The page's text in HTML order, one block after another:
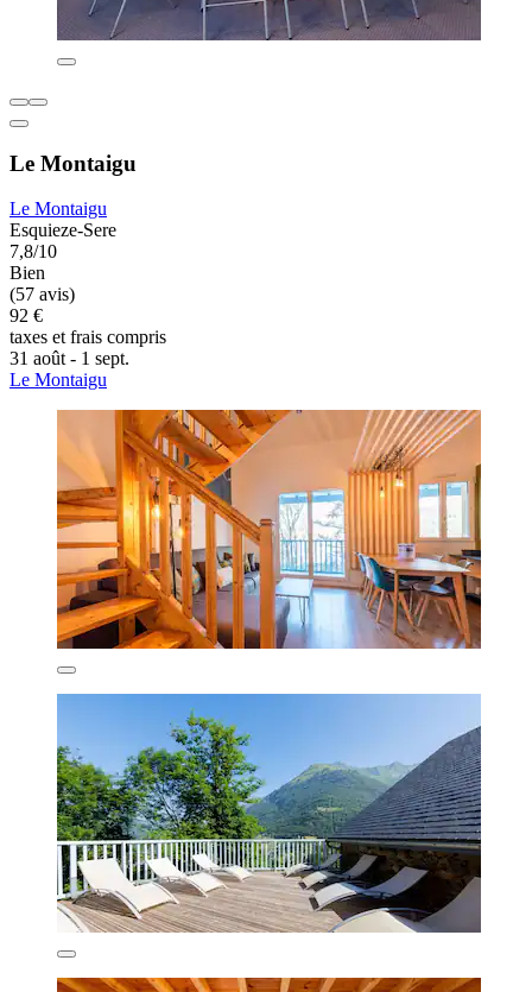
Le Montaigu
Le Montaigu
Esquieze-Sere
7,8/10
Bien
(57 avis)
92 €
taxes et frais compris
31 août - 1 sept.
Le Montaigu